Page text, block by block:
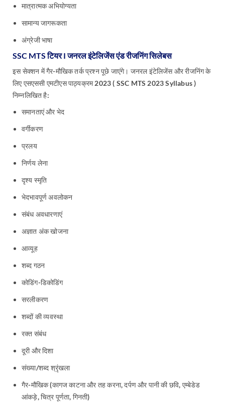
मात्रात्मक अभियोग्यता
सामान्य जागरूकता
अंग्रेजी भाषा
SSC MTS टियर I जनरल इंटेलिजेंस एंड रीजनिंग सिलेबस
इस सेक्शन में गैर-मौखिक तर्क प्रश्न पूछे जाएंगे। जनरल इंटेलिजेंस और रीजनिंग के
लिए एसएससी एमटीएस पाठ्यक्रम 2023 ( SSC MTS 2023 Syllabus )
निम्नलिखित है:
समानताएं और भेद
वर्गीकरण
प्रलय
निर्णय लेना
दृश्य स्मृति
भेदभावपूर्ण अवलोकन
संबंध अवधारणाएं
अज्ञात अंक खोजना
आव्यूह
शब्द गठन
कोडिंग-डिकोडिंग
सरलीकरण
शब्दों की व्यवस्था
रक्त संबंध
दूरी और दिशा
संख्या/शब्द श्रृंखला
गैर-मौखिक (कागज काटना और तह करना, दर्पण और पानी की छवि, एम्बेडेड
आंकड़े, चित्र पूर्णता, गिनती)